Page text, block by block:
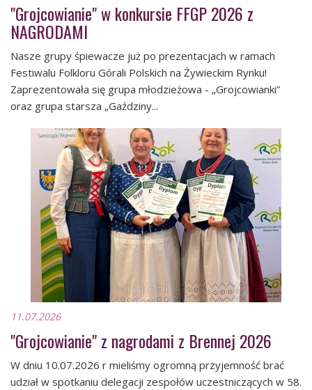
"Grojcowianie" w konkursie FFGP 2026 z
NAGRODAMI
Nasze grupy śpiewacze już po prezentacjach w ramach
Festiwalu Folkloru Górali Polskich na Żywieckim Rynku!
Zaprezentowała się grupa młodzieżowa - „Grojcowianki”
oraz grupa starsza „Gaździny...
11.07.2026
"Grojcowianie" z nagrodami z Brennej 2026
W dniu 10.07.2026 r mieliśmy ogromną przyjemność brać
udział w spotkaniu delegacji zespołów uczestniczących w 58.